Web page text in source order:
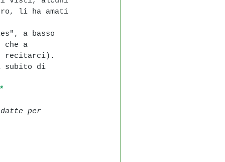
li ha amati
a basso
che a
recitarci).
subito di
per